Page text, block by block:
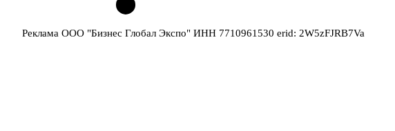
Реклама ООО "Бизнес Глобал Экспо" ИНН 7710961530 erid: 2W5zFJRB7Va